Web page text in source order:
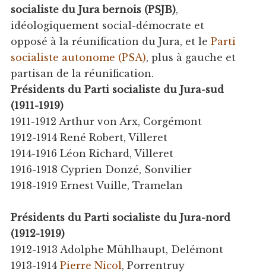
socialiste du Jura bernois (PSJB),
idéologiquement social-démocrate et
opposé à la réunification du Jura, et le Parti
socialiste autonome (PSA), plus à gauche et
partisan de la réunification.
Présidents du Parti socialiste du Jura-sud
(1911-1919)
1911-1912 Arthur von Arx, Corgémont
1912-1914 René Robert, Villeret
1914-1916 Léon Richard, Villeret
1916-1918 Cyprien Donzé, Sonvilier
1918-1919 Ernest Vuille, Tramelan
Présidents du Parti socialiste du Jura-nord
(1912-1919)
1912-1913 Adolphe Mühlhaupt, Delémont
1913-1914 Pierre Nicol, Porrentruy